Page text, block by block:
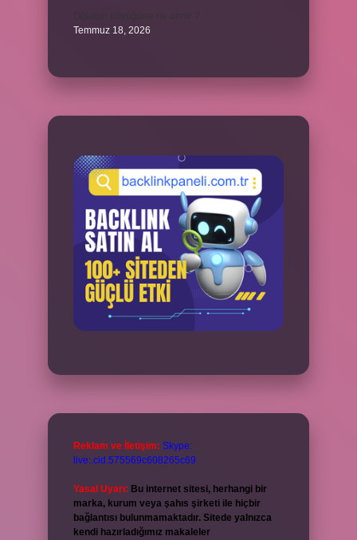
Temmuz 18, 2026
Reklam ve İletişim: Skype:
live:.cid.575569c608265c69
Yasal Uyarı: Bu internet sitesi, herhangi bir
marka, kurum veya şahıs şirketi ile hiçbir
bağlantısı bulunmamaktadır. Sitede yalnızca
kendi hazırladığımız makaleler